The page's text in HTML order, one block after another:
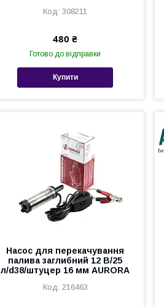
308211
480 ₴
Готово до відправки
Купити
Насос для перекачування
палива заглибний 12 В/25
л/d38/штуцер 16 мм AURORA
216463